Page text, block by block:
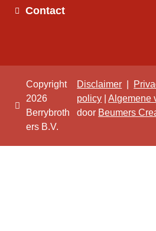
Contact
Copyright
2026
Berrybroth
ers B.V.
Disclaimer
policy |Algemene
door Beumers